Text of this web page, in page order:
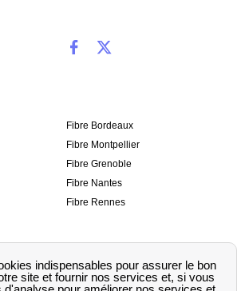
Fibre Bordeaux
Fibre Montpellier
Fibre Grenoble
Fibre Nantes
Fibre Rennes
Mentions légales
Traitement des avis